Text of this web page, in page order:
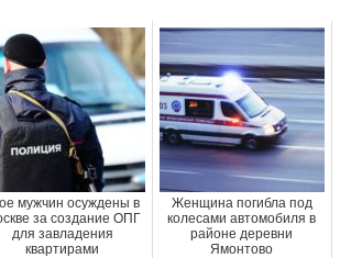
мужчин осуждены в
за создание ОПГ
для завладения
квартирами
Женщина погибла под
колесами автомобиля в
районе деревни
Ямонтово